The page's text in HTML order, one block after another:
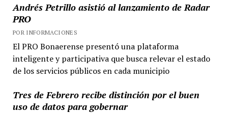
Andrés Petrillo asistió al lanzamiento de Radar
PRO
POR INFORMACIONES
El PRO Bonaerense presentó una plataforma
inteligente y participativa que busca relevar el estado
de los servicios públicos en cada municipio
Tres de Febrero recibe distinción por el buen
uso de datos para gobernar
como
cristiano
y
sacerdote”